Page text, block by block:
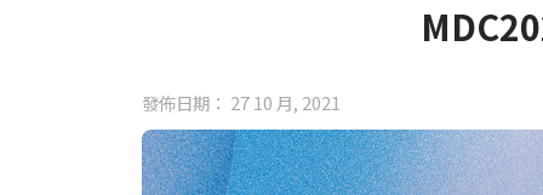
發佈日期： 27 10 月, 2021